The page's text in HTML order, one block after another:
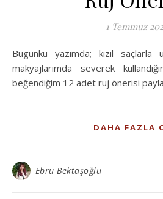
1 Temmuz
Bugünkü yazımda; kızıl saçlarla uyum sağlayan, günlük
makyajlarımda severek
beğendiğim 12 adet ruj önerisi
DAHA FAZLA
Ebru Bektaşoğlu